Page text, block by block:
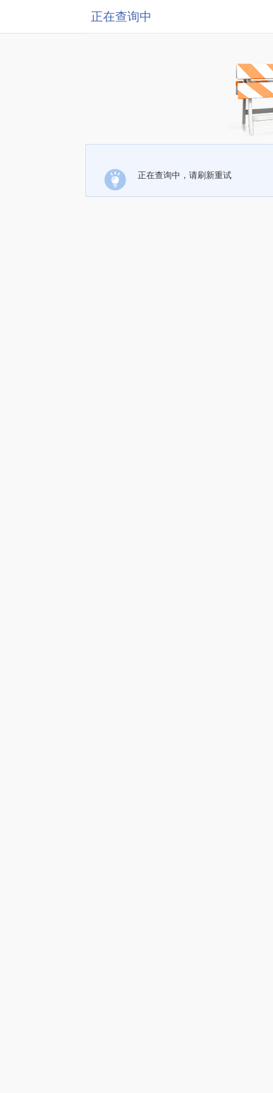
正在查询中
正在查询中，请刷新重试